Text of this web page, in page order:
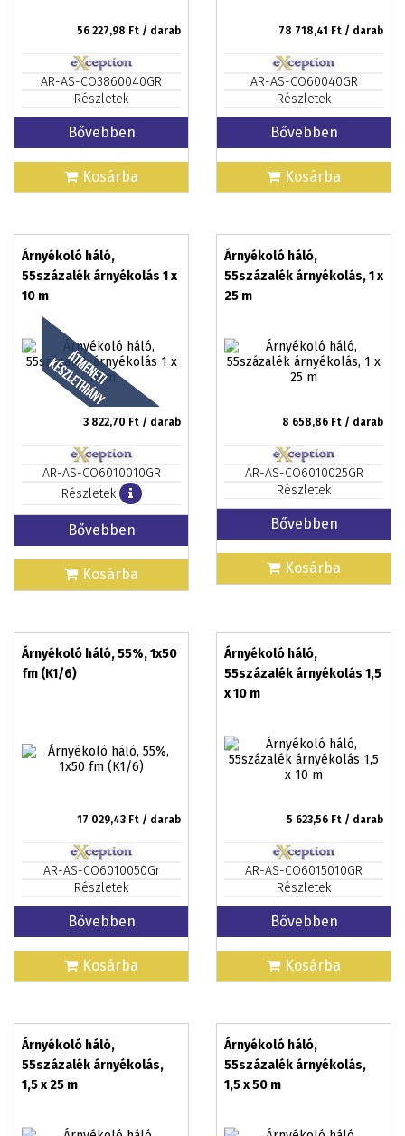
56 227,98 Ft / darab
AR-AS-CO3860040GR
Részletek
Bővebben
Kosárba
78 718,41 Ft / darab
AR-AS-CO60040GR
Részletek
Bővebben
Kosárba
Árnyékoló háló,
55százalék árnyékolás 1 x
10 m
3 822,70 Ft / darab
AR-AS-CO6010010GR
Részletek
Bővebben
Kosárba
Árnyékoló háló,
55százalék árnyékolás, 1 x
25 m
8 658,86 Ft / darab
AR-AS-CO6010025GR
Részletek
Bővebben
Kosárba
Árnyékoló háló, 55%, 1x50
fm (K1/6)
17 029,43 Ft / darab
AR-AS-CO6010050Gr
Részletek
Bővebben
Kosárba
Árnyékoló háló,
55százalék árnyékolás 1,5
x 10 m
5 623,56 Ft / darab
AR-AS-CO6015010GR
Részletek
Bővebben
Kosárba
Árnyékoló háló,
55százalék árnyékolás,
1,5 x 25 m
Árnyékoló háló,
55százalék árnyékolás,
1,5 x 50 m